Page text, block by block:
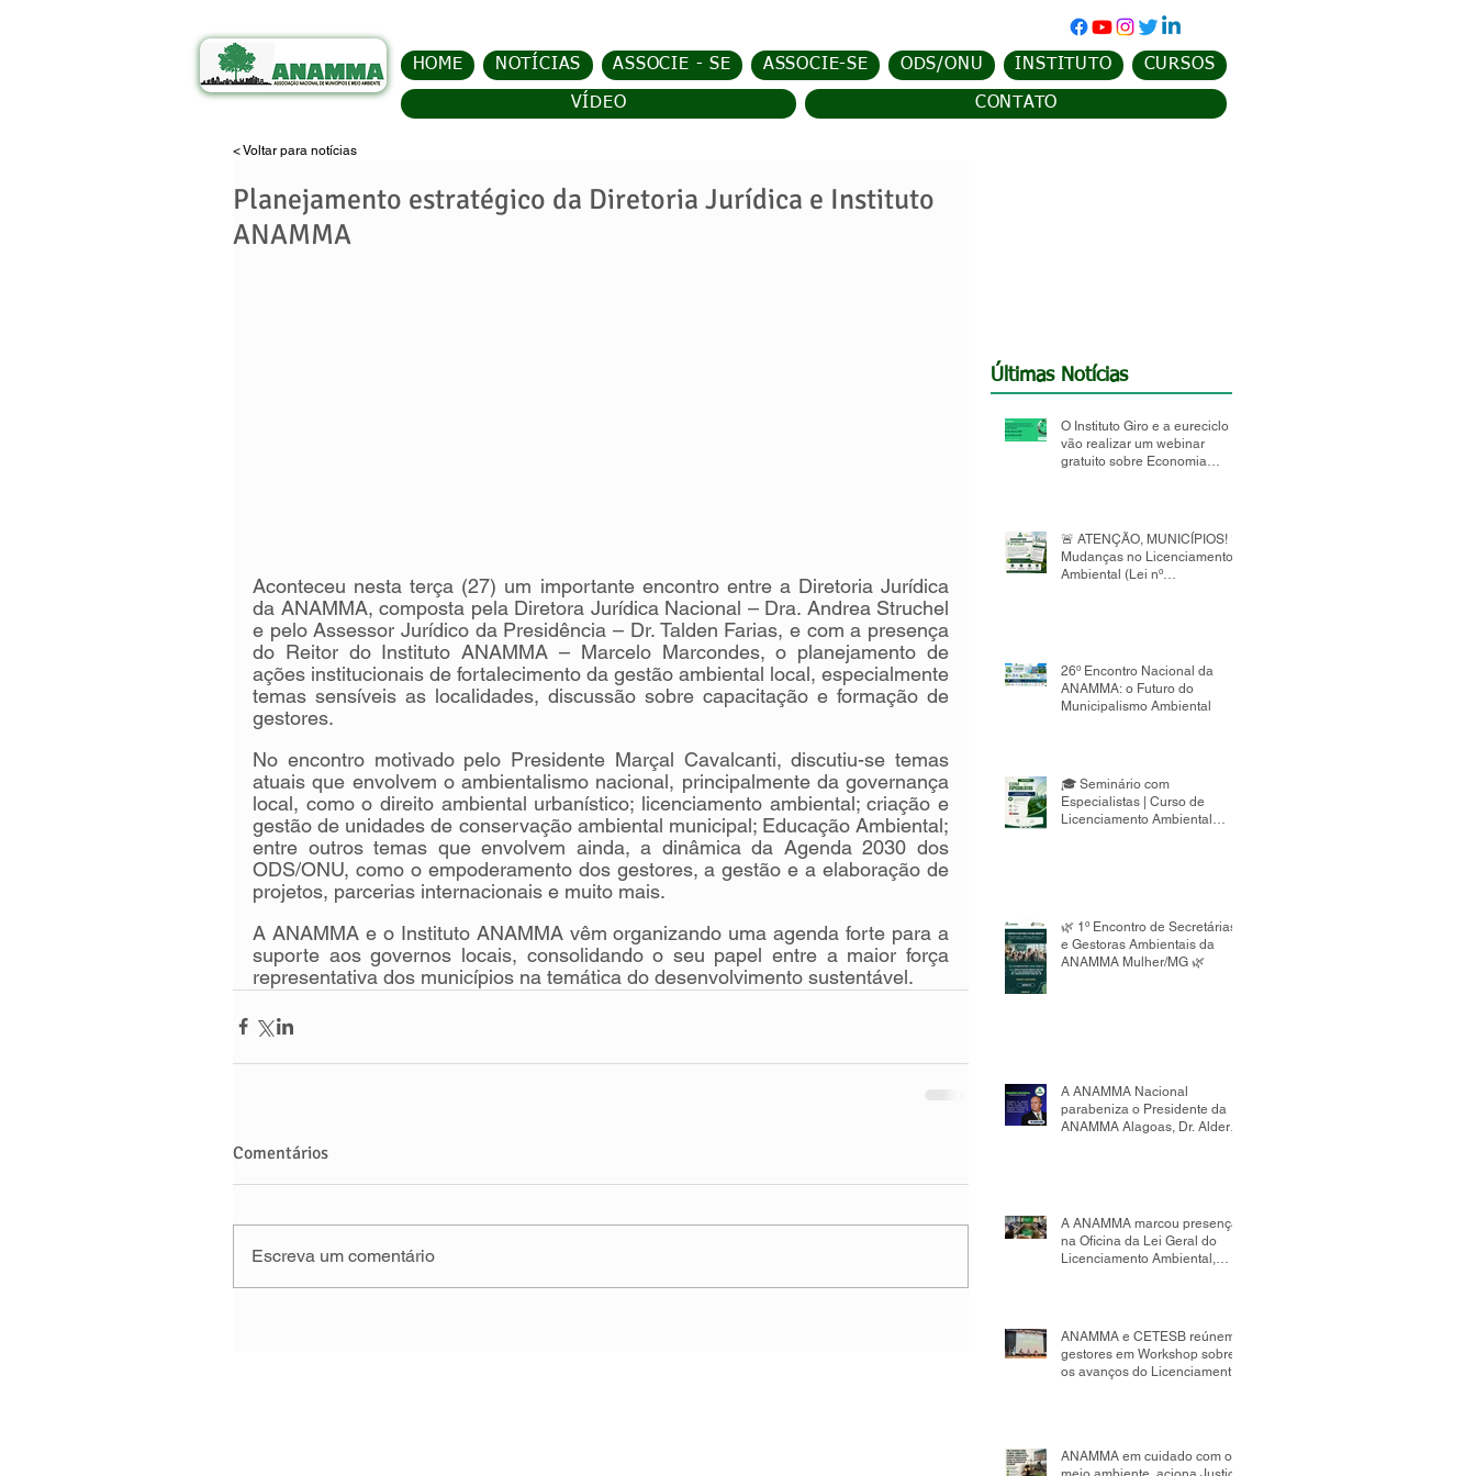
HOME NOTÍCIAS ASSOCIE - SE ASSOCIE-SE ODS/ONU INSTITUTO CURSOS
VÍDEO CONTATO
Planejamento estratégico da Diretoria Jurídica e Instituto
ANAMMA
Aconteceu nesta terça (27) um importante encontro entre a Diretoria Jurídica
da ANAMMA, composta pela Diretora Jurídica Nacional – Dra. Andrea Struchel
e pelo Assessor Jurídico da Presidência – Dr. Talden Farias, e com a presença
do Reitor do Instituto ANAMMA – Marcelo Marcondes, o planejamento de
ações institucionais de fortalecimento da gestão ambiental local, especialmente
temas sensíveis as localidades, discussão sobre capacitação e formação de
gestores.
No encontro motivado pelo Presidente Marçal Cavalcanti, discutiu-se temas
atuais que envolvem o ambientalismo nacional, principalmente da governança
local, como o direito ambiental urbanístico; licenciamento ambiental; criação e
gestão de unidades de conservação ambiental municipal; Educação Ambiental;
entre outros temas que envolvem ainda, a dinâmica da Agenda 2030 dos
ODS/ONU, como o empoderamento dos gestores, a gestão e a elaboração de
projetos, parcerias internacionais e muito mais.
A ANAMMA e o Instituto ANAMMA vêm organizando uma agenda forte para a
suporte aos governos locais, consolidando o seu papel entre a maior força
representativa dos municípios na temática do desenvolvimento sustentável.
Comentários
Escreva um comentário
< Voltar para notícias
Últimas Notícias
O Instituto Giro e a eureciclo
vão realizar um webinar
gratuito sobre Economia
gestores públicos.
🚨 ATENÇÃO, MUNICÍPIOS! 🚨
Mudanças no Licenciamento
Ambiental (Lei nº
26º Encontro Nacional da
ANAMMA: o Futuro do
Municipalismo Ambiental
🎓 Seminário com
Especialistas | Curso de
Licenciamento Ambiental
🌿 1º Encontro de Secretárias
e Gestoras Ambientais da
ANAMMA Mulher/MG 🌿
A ANAMMA Nacional
parabeniza o Presidente da
ANAMMA Alagoas, Dr. Alder
A ANAMMA marcou presença
na Oficina da Lei Geral do
Licenciamento Ambiental,
com o fortalecimento da
gestão ambiental
ANAMMA e CETESB reúnem
gestores em Workshop sobre
os avanços do Licenciamento
ANAMMA em cuidado com o